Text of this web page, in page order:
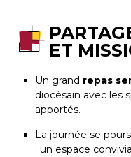
ET
Un grand repas
diocésain avec les
apportés.
La journée se
: un espace